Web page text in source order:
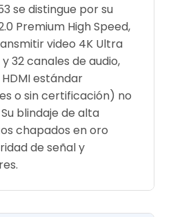
se distingue por su
Premium High Speed,
video 4K Ultra
y 32 canales de audio,
estándar
o sin certificación) no
blindaje de alta
chapados en oro
de señal y